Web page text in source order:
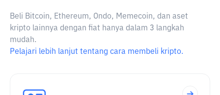
Beli Bitcoin, Ethereum, Ondo, Memecoin, dan aset
kripto lainnya dengan fiat hanya dalam 3 langkah
mudah.
Pelajari lebih lanjut tentang cara membeli kripto.